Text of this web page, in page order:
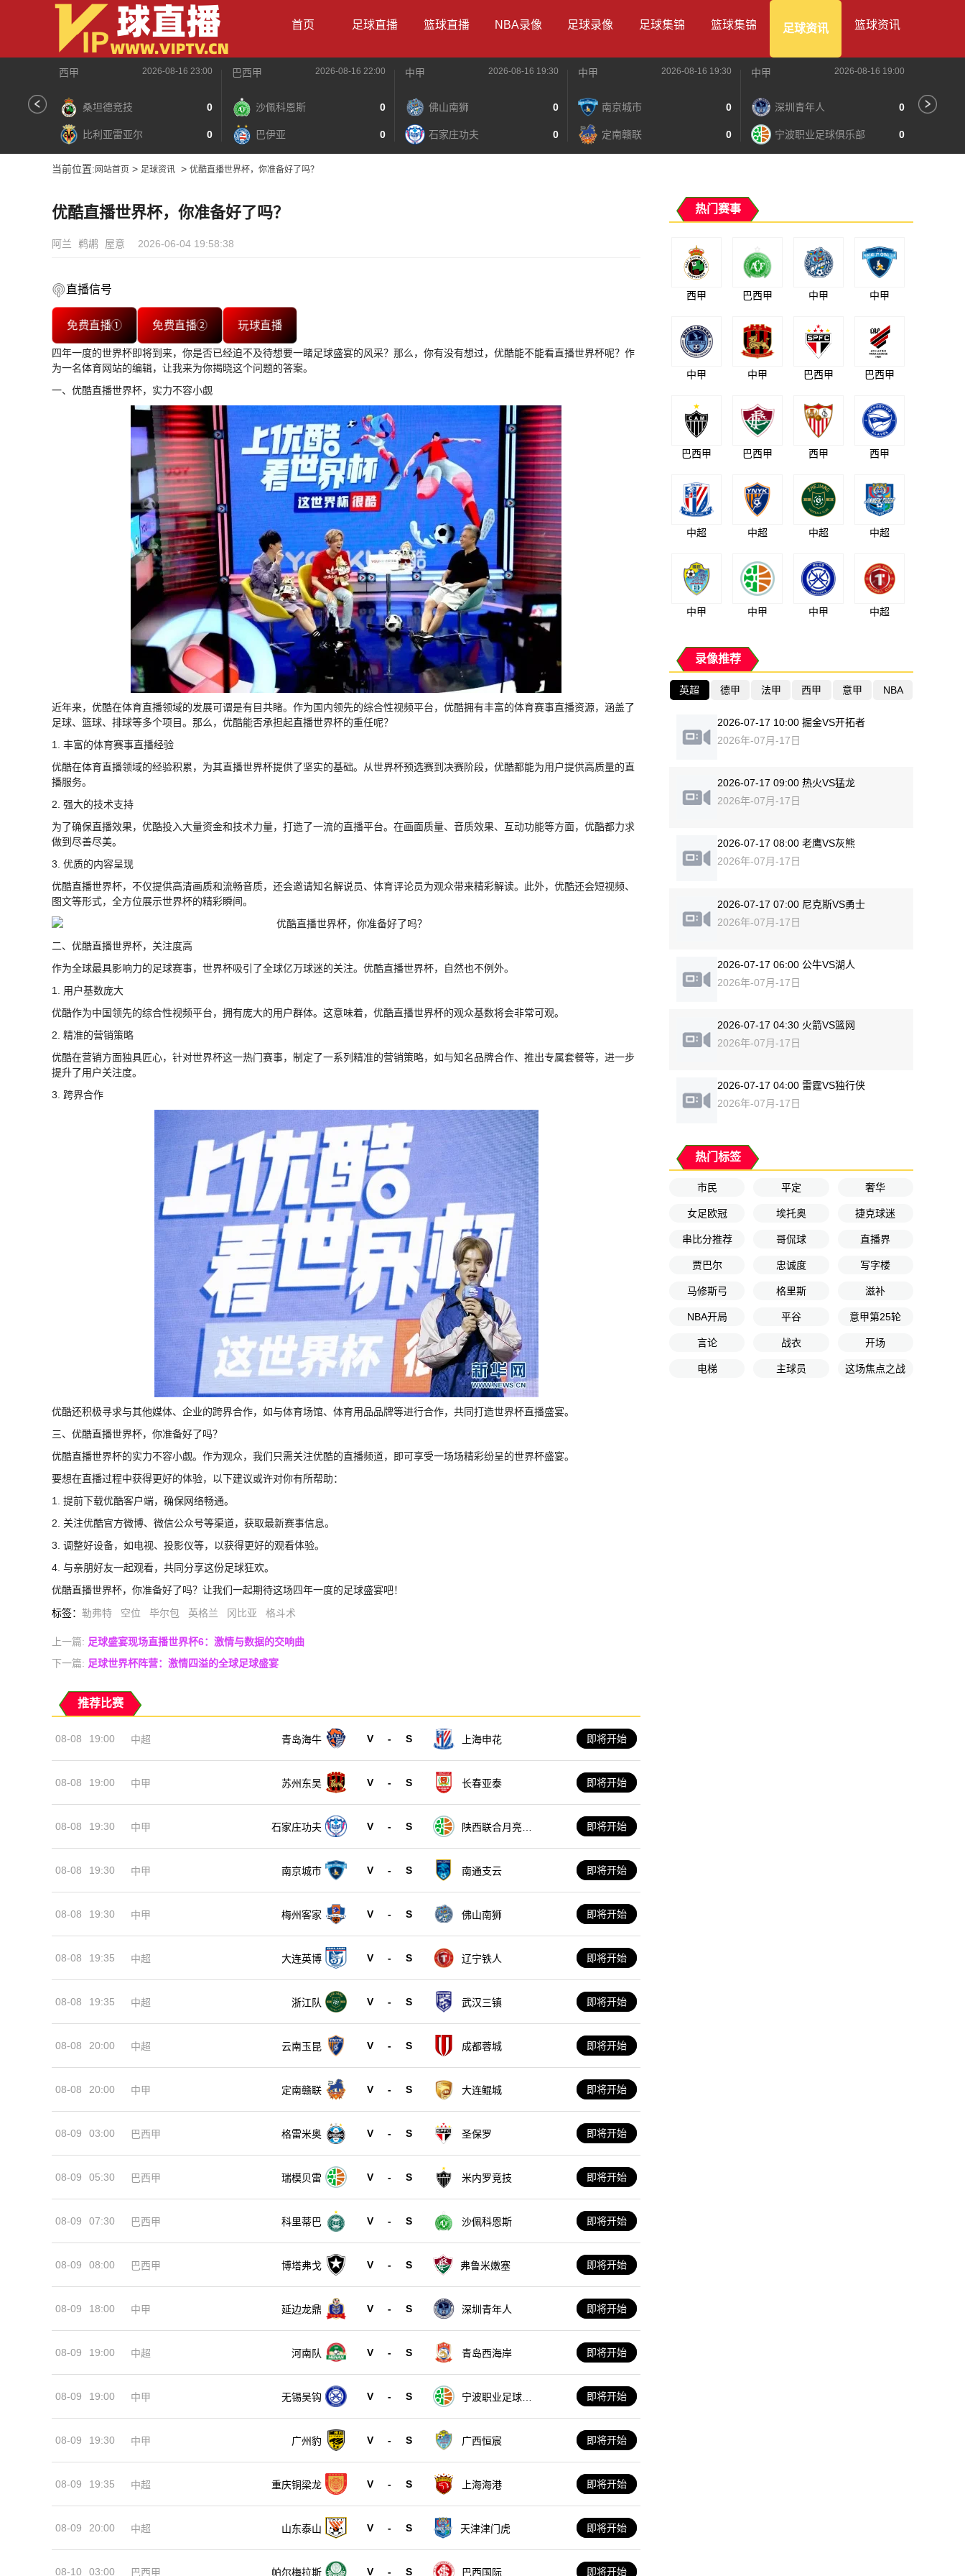
首页 足球直播 篮球直播 NBA录像 足球录像 足球集锦 篮球集锦 足球资讯 篮球资讯
西甲 2026-08-16 23:00
桑坦德竞技 0
比利亚雷亚尔 0
巴西甲 2026-08-16 22:00
沙佩科恩斯 0
巴伊亚 0
中甲 2026-08-16 19:30
佛山南狮 0
石家庄功夫 0
中甲 2026-08-16 19:30
南京城市 0
定南赣联 0
中甲 2026-08-16 19:00
深圳青年人 0
宁波职业足球俱乐部 0
当前位置: 网站首页 > 足球资讯 > 优酷直播世界杯，你准备好了吗？
优酷直播世界杯，你准备好了吗？
阿兰 鹈鹕 屋意 2026-06-04 19:58:38
直播信号
免费直播① 免费直播② 玩球直播
四年一度的世界杯即将到来，你是否已经迫不及待想要一睹足球盛宴的风采？那么，你有没有想过，优酷能不能看直播世界杯呢？作
为一名体育网站的编辑，让我来为你揭晓这个问题的答案。
一、优酷直播世界杯，实力不容小觑
近年来，优酷在体育直播领域的发展可谓是有目共睹。作为国内领先的综合性视频平台，优酷拥有丰富的体育赛事直播资源，涵盖了
足球、篮球、排球等多个项目。那么，优酷能否承担起直播世界杯的重任呢？
1. 丰富的体育赛事直播经验
优酷在体育直播领域的经验积累，为其直播世界杯提供了坚实的基础。从世界杯预选赛到决赛阶段，优酷都能为用户提供高质量的直
播服务。
2. 强大的技术支持
为了确保直播效果，优酷投入大量资金和技术力量，打造了一流的直播平台。在画面质量、音质效果、互动功能等方面，优酷都力求
做到尽善尽美。
3. 优质的内容呈现
优酷直播世界杯，不仅提供高清画质和流畅音质，还会邀请知名解说员、体育评论员为观众带来精彩解读。此外，优酷还会短视频、
图文等形式，全方位展示世界杯的精彩瞬间。
二、优酷直播世界杯，关注度高
作为全球最具影响力的足球赛事，世界杯吸引了全球亿万球迷的关注。优酷直播世界杯，自然也不例外。
1. 用户基数庞大
优酷作为中国领先的综合性视频平台，拥有庞大的用户群体。这意味着，优酷直播世界杯的观众基数将会非常可观。
2. 精准的营销策略
优酷在营销方面独具匠心，针对世界杯这一热门赛事，制定了一系列精准的营销策略，如与知名品牌合作、推出专属套餐等，进一步
提升了用户关注度。
3. 跨界合作
优酷还积极寻求与其他媒体、企业的跨界合作，如与体育场馆、体育用品品牌等进行合作，共同打造世界杯直播盛宴。
三、优酷直播世界杯，你准备好了吗？
优酷直播世界杯的实力不容小觑。作为观众，我们只需关注优酷的直播频道，即可享受一场场精彩纷呈的世界杯盛宴。
要想在直播过程中获得更好的体验，以下建议或许对你有所帮助：
1. 提前下载优酷客户端，确保网络畅通。
2. 关注优酷官方微博、微信公众号等渠道，获取最新赛事信息。
3. 调整好设备，如电视、投影仪等，以获得更好的观看体验。
4. 与亲朋好友一起观看，共同分享这份足球狂欢。
优酷直播世界杯，你准备好了吗？让我们一起期待这场四年一度的足球盛宴吧！
标签： 勒弗特 空位 毕尔包 英格兰 冈比亚 格斗术
上一篇: 足球盛宴现场直播世界杯6：激情与数据的交响曲
下一篇: 足球世界杯阵营：激情四溢的全球足球盛宴
推荐比赛
08-08 19:00 中超 青岛海牛 V - S 上海申花 即将开始
08-08 19:00 中甲 苏州东吴 V - S 长春亚泰 即将开始
08-08 19:30 中甲 石家庄功夫 V - S
陕西联合月亮泊
即将开始
08-08 19:30 中甲 南京城市 V - S 南通支云 即将开始
08-08 19:30 中甲 梅州客家 V - S 佛山南狮 即将开始
08-08 19:35 中超 大连英博 V - S 辽宁铁人 即将开始
08-08 19:35 中超 浙江队 V - S 武汉三镇 即将开始
08-08 20:00 中超 云南玉昆 V - S 成都蓉城 即将开始
08-08 20:00 中甲 定南赣联 V - S 大连鲲城 即将开始
08-09 03:00 巴西甲 格雷米奥 V - S 圣保罗 即将开始
08-09 05:30 巴西甲 瑞模贝雷 V - S 米内罗竞技 即将开始
08-09 07:30 巴西甲 科里蒂巴 V - S 沙佩科恩斯 即将开始
08-09 08:00 巴西甲 博塔弗戈 V - S 弗鲁米嫩塞 即将开始
08-09 18:00 中甲 延边龙鼎 V - S 深圳青年人 即将开始
08-09 19:00 中超 河南队 V - S 青岛西海岸 即将开始
08-09 19:00 中甲 无锡吴钩 V - S
宁波职业足球俱
即将开始
08-09 19:30 中甲 广州豹 V - S 广西恒宸 即将开始
08-09 19:35 中超 重庆铜梁龙 V - S 上海海港 即将开始
08-09 20:00 中超 山东泰山 V - S 天津津门虎 即将开始
08-10 03:00 巴西甲 帕尔梅拉斯 V - S 巴西国际 即将开始
热门赛事
西甲 巴西甲 中甲 中甲
中甲 中甲 巴西甲 巴西甲
巴西甲 巴西甲 西甲 西甲
中超 中超 中超 中超
中甲 中甲 中甲 中超
录像推荐
英超 德甲 法甲 西甲 意甲 NBA
2026-07-17 10:00 掘金VS开拓者
2026年-07月-17日
2026-07-17 09:00 热火VS猛龙
2026年-07月-17日
2026-07-17 08:00 老鹰VS灰熊
2026年-07月-17日
2026-07-17 07:00 尼克斯VS勇士
2026年-07月-17日
2026-07-17 06:00 公牛VS湖人
2026年-07月-17日
2026-07-17 04:30 火箭VS篮网
2026年-07月-17日
2026-07-17 04:00 雷霆VS独行侠
2026年-07月-17日
热门标签
市民 平定 奢华
女足欧冠 埃托奥 捷克球迷
串比分推荐 哥侃球 直播界
贾巴尔 忠诚度 写字楼
马修斯弓 格里斯 滋补
NBA开局 平谷 意甲第25轮
言论 战衣 开场
电梯 主球员 这场焦点之战